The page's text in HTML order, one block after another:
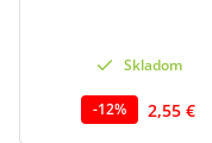
Skladom
-12% 2,55 €